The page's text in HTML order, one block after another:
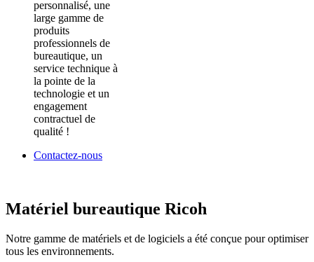
personnalisé, une
large gamme de
produits
professionnels de
bureautique, un
service technique à
la pointe de la
technologie et un
engagement
contractuel de
qualité !
Contactez-nous
Matériel bureautique Ricoh
Notre gamme de matériels et de logiciels a été conçue pour optimiser
tous les environnements.